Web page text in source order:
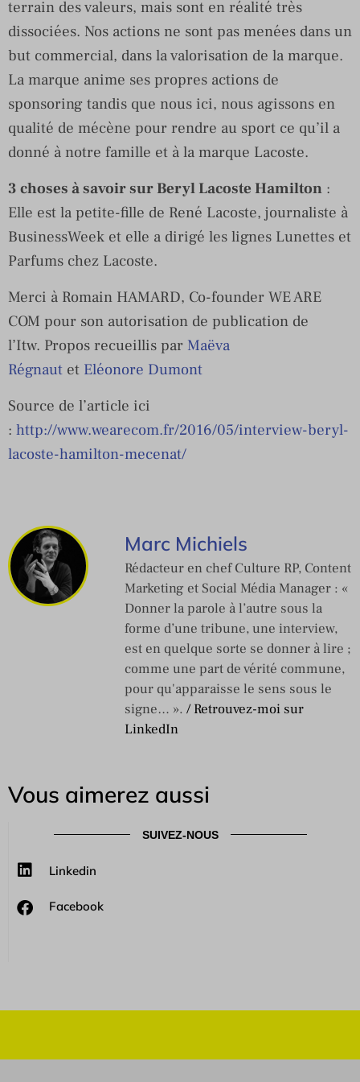
terrain des valeurs, mais sont en réalité très
dissociées. Nos actions ne sont pas menées dans un
but commercial, dans la valorisation de la marque.
La marque anime ses propres actions de
sponsoring tandis que nous ici, nous agissons en
qualité de mécène pour rendre au sport ce qu’il a
donné à notre famille et à la marque Lacoste.
3 choses à savoir sur Beryl Lacoste Hamilton :
Elle est la petite-fille de René Lacoste, journaliste à
BusinessWeek et elle a dirigé les lignes Lunettes et
Parfums chez Lacoste.
Merci à Romain HAMARD, Co-founder WE ARE
COM pour son autorisation de publication de
l’Itw. Propos recueillis par Maëva
Régnaut et Eléonore Dumont
Source de l’article ici
: http://www.wearecom.fr/2016/05/interview-beryl-
lacoste-hamilton-mecenat/
Marc Michiels
Rédacteur en chef Culture RP, Content
Marketing et Social Média Manager : «
Donner la parole à l’autre sous la
forme d’une tribune, une interview,
est en quelque sorte se donner à lire ;
comme une part de vérité commune,
pour qu'apparaisse le sens sous le
signe… ». / Retrouvez-moi sur
LinkedIn
Vous aimerez aussi
SUIVEZ-NOUS
Linkedin
Facebook